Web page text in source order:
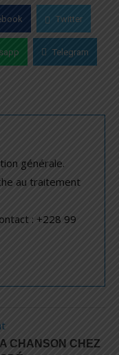
Twitter
Telegram
générale.
au traitement
: +228 99
CHANSON CHEZ